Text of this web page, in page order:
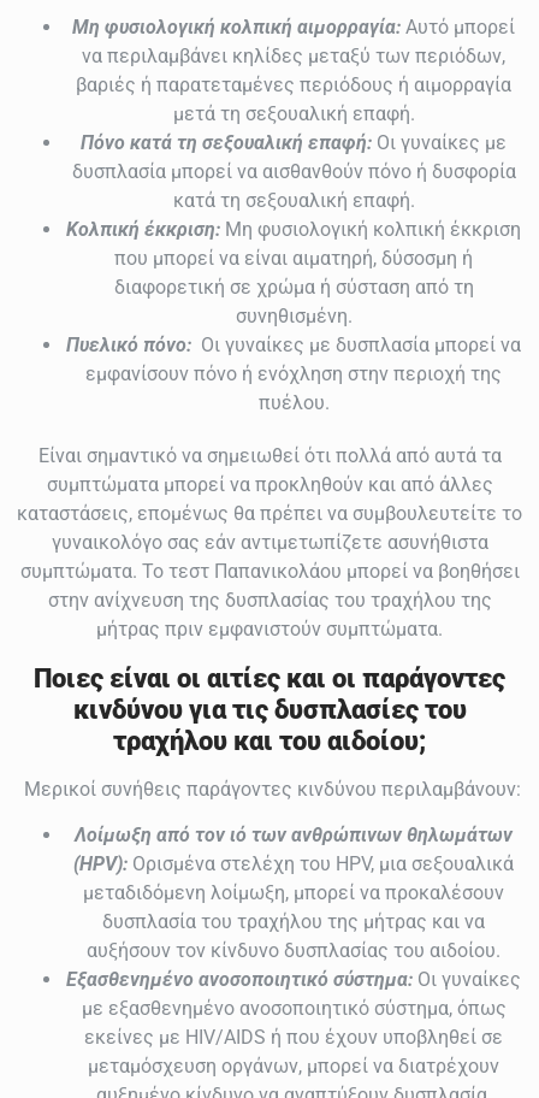
Μη φυσιολογική κολπική αιμορραγία: Αυτό μπορεί
να περιλαμβάνει κηλίδες μεταξύ των περιόδων,
βαριές ή παρατεταμένες περιόδους ή αιμορραγία
μετά τη σεξουαλική επαφή.
Πόνο κατά τη σεξουαλική επαφή: Οι γυναίκες με
δυσπλασία μπορεί να αισθανθούν πόνο ή δυσφορία
κατά τη σεξουαλική επαφή.
Κολπική έκκριση: Μη φυσιολογική κολπική έκκριση
που μπορεί να είναι αιματηρή, δύσοσμη ή
διαφορετική σε χρώμα ή σύσταση από τη
συνηθισμένη.
Πυελικό πόνο: Οι γυναίκες με δυσπλασία μπορεί να
εμφανίσουν πόνο ή ενόχληση στην περιοχή της
πυέλου.
Είναι σημαντικό να σημειωθεί ότι πολλά από αυτά τα
συμπτώματα μπορεί να προκληθούν και από άλλες
καταστάσεις, επομένως θα πρέπει να συμβουλευτείτε το
γυναικολόγο σας εάν αντιμετωπίζετε ασυνήθιστα
συμπτώματα. Το τεστ Παπανικολάου μπορεί να βοηθήσει
στην ανίχνευση της δυσπλασίας του τραχήλου της
μήτρας πριν εμφανιστούν συμπτώματα.
Ποιες είναι οι αιτίες και οι παράγοντες
κινδύνου για τις δυσπλασίες του
τραχήλου και του αιδοίου;
Μερικοί συνήθεις παράγοντες κινδύνου περιλαμβάνουν:
Λοίμωξη από τον ιό των ανθρώπινων θηλωμάτων
(HPV): Ορισμένα στελέχη του HPV, μια σεξουαλικά
μεταδιδόμενη λοίμωξη, μπορεί να προκαλέσουν
δυσπλασία του τραχήλου της μήτρας και να
αυξήσουν τον κίνδυνο δυσπλασίας του αιδοίου.
Εξασθενημένο ανοσοποιητικό σύστημα: Οι γυναίκες
με εξασθενημένο ανοσοποιητικό σύστημα, όπως
εκείνες με HIV/AIDS ή που έχουν υποβληθεί σε
μεταμόσχευση οργάνων, μπορεί να διατρέχουν